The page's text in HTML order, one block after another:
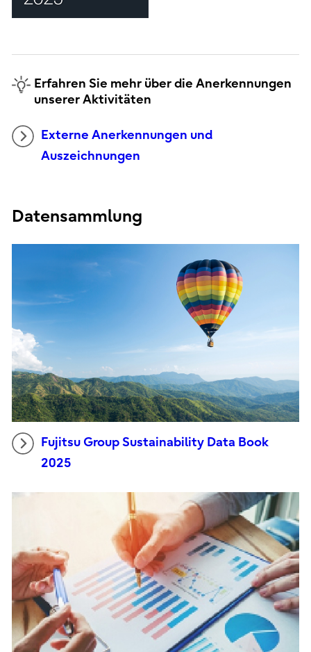
Erfahren Sie mehr über die Anerkennungen
unserer Aktivitäten
Externe Anerkennungen und
Auszeichnungen
Datensammlung
Fujitsu Group Sustainability Data Book
2025